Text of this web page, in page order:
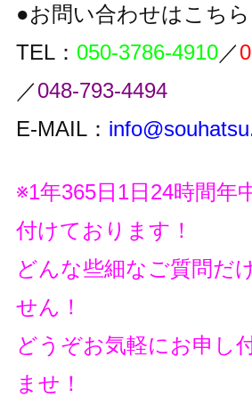
●お問い合わせはこちら
TEL： 050-3786-4910／
／048-793-4494
E-MAIL：
※1年365日1日24時間年
付けております！
どんな些細なご質問だ
せん！
どうぞお気軽にお申し
ませ！